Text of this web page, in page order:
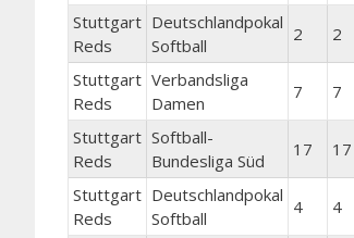
Stuttgart
Reds
Deutschlandpokal
Softball
2 2
Stuttgart
Reds
Verbandsliga
Damen
7 7
Stuttgart
Reds
Softball-
Bundesliga Süd
17 17
Stuttgart
Reds
Deutschlandpokal
Softball
4 4